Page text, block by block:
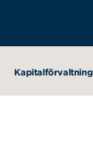
Kapitalförvaltning